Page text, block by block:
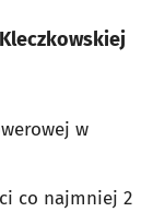
w
co najmniej 2